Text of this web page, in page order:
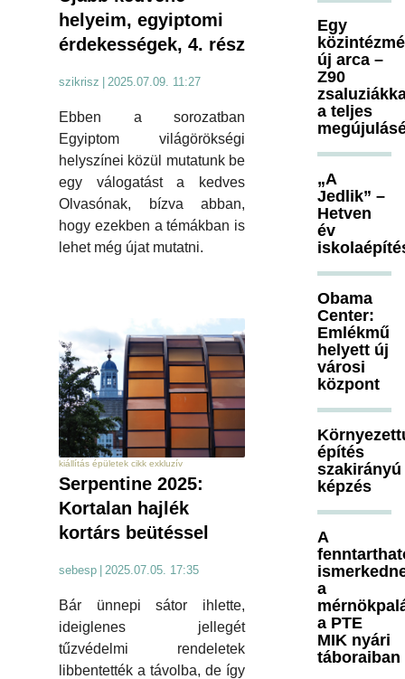
helyeim, egyiptomi
érdekességek, 4. rész
szikrisz | 2025.07.09. 11:27
Ebben a sorozatban
Egyiptom világörökségi
helyszínei közül mutatunk be
egy válogatást a kedves
Olvasónak, bízva abban,
hogy ezekben a témákban is
lehet még újat mutatni.
kiállítás épületek cikk exkluzív
Serpentine 2025:
Kortalan hajlék
kortárs beütéssel
sebesp 2025.07.05. 17:35
Bár ünnepi sátor ihlette,
ideiglenes jellegét
tűzvédelmi rendeletek
libbentették a távolba, de így
Egy
új arca –
Z90
a teljes
„A
Jedlik” –
Hetven
év
Obama
Center:
Emlékmű
helyett új
városi
központ
építés
szakirányú
képzés
A
a
a PTE
MIK nyári
táboraiban